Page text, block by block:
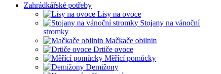
Zahrádkářské potřeby
Lisy na ovoce
Stojany na vánoční
stromky
Mačkače obilnin
Drtiče ovoce
Měřící pomůcky
Demižony